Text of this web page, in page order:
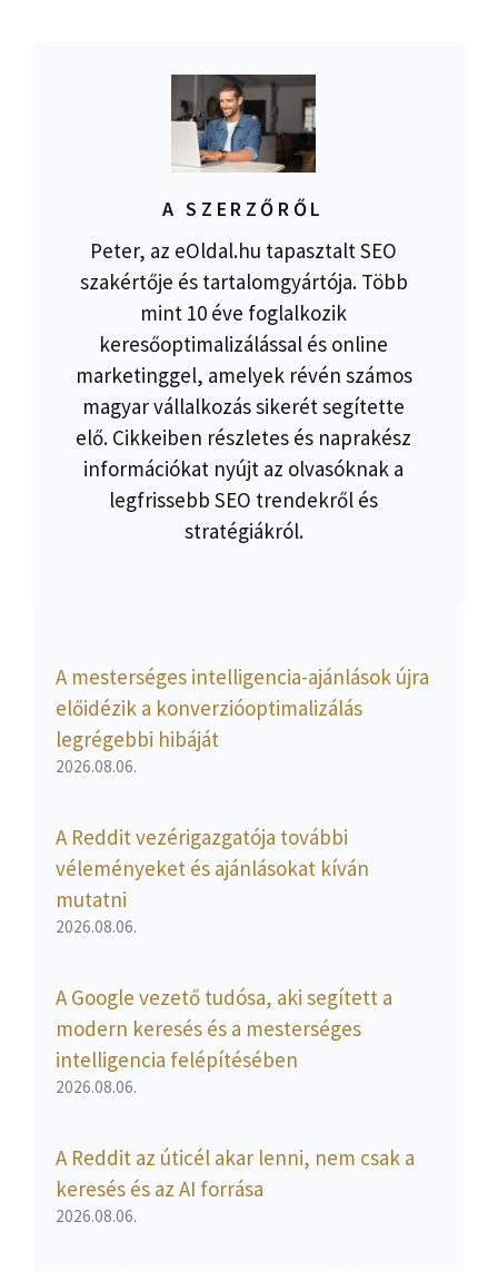
A SZERZŐRŐL
Peter, az eOldal.hu tapasztalt SEO
szakértője és tartalomgyártója. Több
mint 10 éve foglalkozik
keresőoptimalizálással és online
marketinggel, amelyek révén számos
magyar vállalkozás sikerét segítette
elő. Cikkeiben részletes és naprakész
információkat nyújt az olvasóknak a
legfrissebb SEO trendekről és
stratégiákról.
A mesterséges intelligencia-ajánlások újra
előidézik a konverzióoptimalizálás
legrégebbi hibáját
2026.08.06.
A Reddit vezérigazgatója további
véleményeket és ajánlásokat kíván
mutatni
2026.08.06.
A Google vezető tudósa, aki segített a
modern keresés és a mesterséges
intelligencia felépítésében
2026.08.06.
A Reddit az úticél akar lenni, nem csak a
keresés és az AI forrása
2026.08.06.